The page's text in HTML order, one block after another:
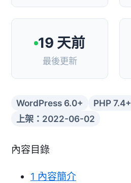
19 天前
最後更新
WordPress 6.0+ PHP 7.4+
上架：2022-06-02
內容目錄
1 內容簡介